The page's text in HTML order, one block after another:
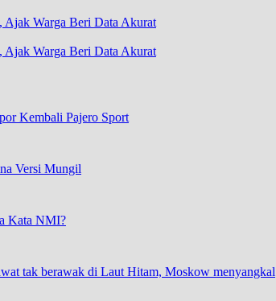
Ajak Warga Beri Data Akurat
Kembali Pajero Sport
Versi Mungil
Kata NMI?
tak berawak di Laut Hitam, Moskow menyangkal